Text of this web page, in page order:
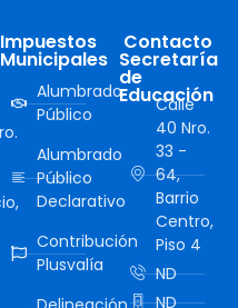
Impuestos
Municipales
Alumbrado
Público
Alumbrado
Público
Declarativo
Contribución
Plusvalía
Contacto
Secretaría
de
Educación
Calle
40 Nro.
33 -
64,
Barrio
Centro,
Piso 4
ND
ND